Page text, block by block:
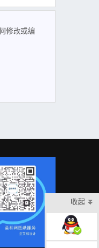
修改或编
收起
在线客服